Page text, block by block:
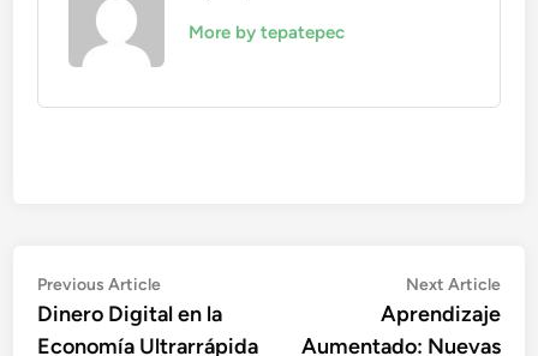
More by tepatepec
Navegación
de
Previous ArticlePrevious
article:
Dinero Digital en la
Economía Ultrarrápida
Next Article
Aprendizaje
Aumentado: Nuevas